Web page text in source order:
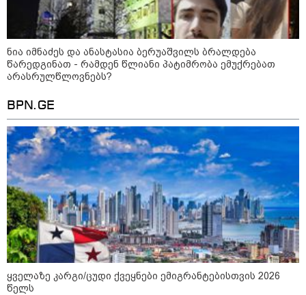
ნია იმნაძეს და ანასტასია
ბერუაშვილს ბრალდება
წარედგინათ - რამდენ წლიანი
პატიმრობა ემუქრებათ
რა გახდა “სამგორის” მეტროში
სტუდენტის გარდაცვალების
მიზეზი - ცნობილია ექსპერტიზის
პასუხი
Faceამბები
ნია იმნაძეს და ანასტასია ბერუაშვილს ბრალდება
წარედგინათ - რამდენ წლიანი პატიმრობა ემუქრებათ
არასრულწლოვნებს?
BPN.GE
ყველაზე კარგი/ცუდი ქვეყნები ემიგრანტებისთვის 2026
წელს